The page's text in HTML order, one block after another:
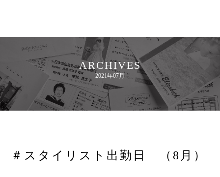
ARCHIVES
2021年07月
＃スタイリスト出勤日 （8月）